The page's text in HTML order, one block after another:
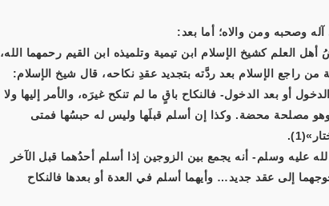
وصحبه ومن والاه؛ أما بعد:
العلم كشيخ الإسلام ابن تيمية وتلميذه ابن القيم رحمهما الله،
راجع الإسلام بعد ردَّته بتجديد عقدِ نكاحه، قال شيخ الإسلام:
أو بعد الدخول- فالنكاح باقٍ ما لم تنكح غيرَه، والأمر إليها ولا
مصلحة محضة. وكذا إن أسلم قبلَها وليس له حبسُها فمتى
عليه وسلم- أنه يجمع بين الزوجين إذا أسلم أحدُهما قبل الآخر
إلى عقد جديد… وأيهما أسلم في العدة أو بعدها فالنكاح